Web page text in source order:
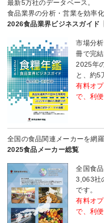
最新5万社のデータベース。
食品業界の分析・営業を効率化
2026食品業界ビジネスガイド
市場分
冊で完結
2025年
と、約5
有料オ
で、利
全国の食品関連メーカーを
2025食品メーカー総覧
全国食
3,063社
です。
有料オ
で、利